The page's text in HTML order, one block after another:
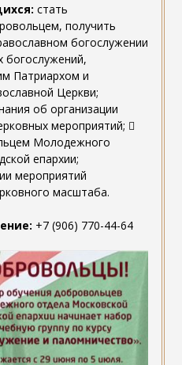
стать
получить
богослужении
богослужений,
Патриархом и
Церкви;
об организации
мероприятий; 
Молодежного
епархии;
мероприятий
масштаба.
+7 (906) 770-44-64